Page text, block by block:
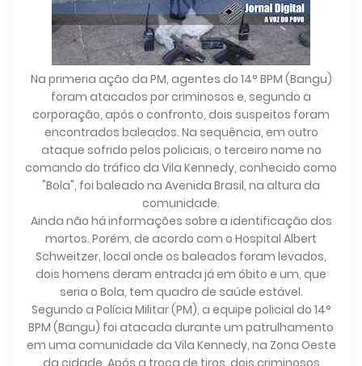
Na primeria ação da PM, agentes do 14° BPM (Bangu)
foram atacados por criminosos e, segundo a
corporação, após o confronto, dois suspeitos foram
encontrados baleados. Na sequência, em outro
ataque sofrido pelos policiais, o terceiro nome no
comando do tráfico da Vila Kennedy, conhecido como
"Bola", foi baleado na Avenida Brasil, na altura da
comunidade.
Ainda não há informações sobre a identificação dos
mortos. Porém, de acordo com o Hospital Albert
Schweitzer, local onde os baleados foram levados,
dois homens deram entrada já em óbito e um, que
seria o Bola, tem quadro de saúde estável.
Segundo a Polícia Militar (PM), a equipe policial do 14°
BPM (Bangu) foi atacada durante um patrulhamento
em uma comunidade da Vila Kennedy, na Zona Oeste